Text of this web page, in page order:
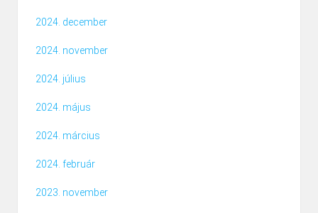
2024. december
2024. november
2024. július
2024. május
2024. március
2024. február
2023. november